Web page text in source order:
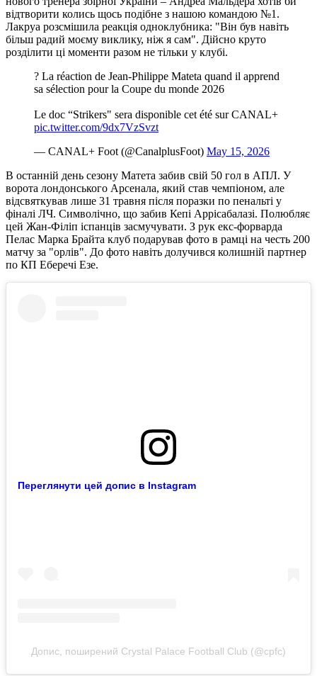
відтворити колись щось подібне з нашою командою №1.
Лакруа розсмішила реакція одноклубника: "Він був навіть
більш радий моєму виклику, ніж я сам". Дійсно круто
розділити ці моменти разом не тільки у клубі.
? La réaction de Jean-Philippe Mateta quand il apprend
sa sélection pour la Coupe du monde 2026
Le doc “Strikers" sera disponible cet été sur CANAL+ ️
pic.twitter.com/9dx7VzSvzt
— CANAL+ Foot (@CanalplusFoot) May 15, 2026
В останній день сезону Матета забив свій 50 гол в АПЛ. У
ворота лондонського Арсенала, який став чемпіоном, але
відсвяткував лише 31 травня після поразки по пенальті у
фіналі ЛЧ. Символічно, що забив Кепі Аррісабалазі. Полюбляє
цей Жан-Філіп іспанців засмучувати. З рук екс-форварда
Пелас Марка Брайта клуб подарував фото в рамці на честь 200
матчу за "орлів". До фото навіть долучився колишній партнер
по КП Еберечі Езе.
Переглянути цей допис в Instagram
Допис, поширений Crystal Palace Football Club (@cpfc)